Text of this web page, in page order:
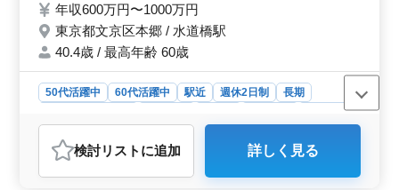
積極的サポートしてお教えします。 ＊個人
案件受任可 ＊弁護士登録費用事務所負担
年収600万円〜1000万円
東京都文京区本郷 / 水道橋駅
40.4歳 / 最高年齢 60歳
50代活躍中 60代活躍中 駅近 週休2日制
長期
業務委託
おすすめポイント
＜一般民事事件の弁護士募集＞ 東京都文京区本郷に拠
検討リスト に追加 詳しく見る